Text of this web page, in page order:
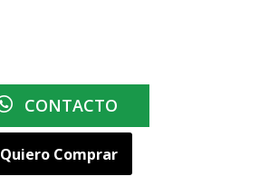
CONTACTO
Quiero Comprar